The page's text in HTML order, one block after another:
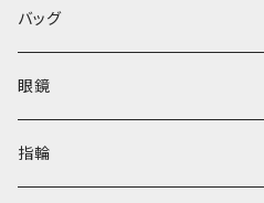
バッグ
眼鏡
指輪